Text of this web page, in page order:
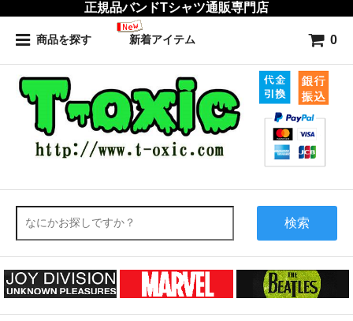
正規品バンドTシャツ通販専門店
商品を探す 新着アイテム 0
検索